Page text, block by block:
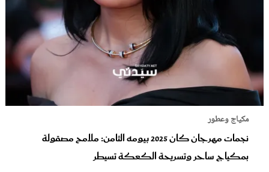
مكياج وعطور
نجمات مهرجان كان 2025 بيومه الثامن: ملامح مصقولة
بمكياج ساحر وتسريحة الكعكة تسيطر